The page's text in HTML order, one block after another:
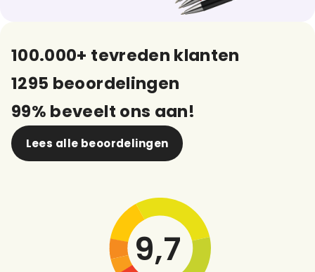
100.000+ tevreden klanten
1295 beoordelingen
99% beveelt ons aan!
Lees alle beoordelingen
9,7